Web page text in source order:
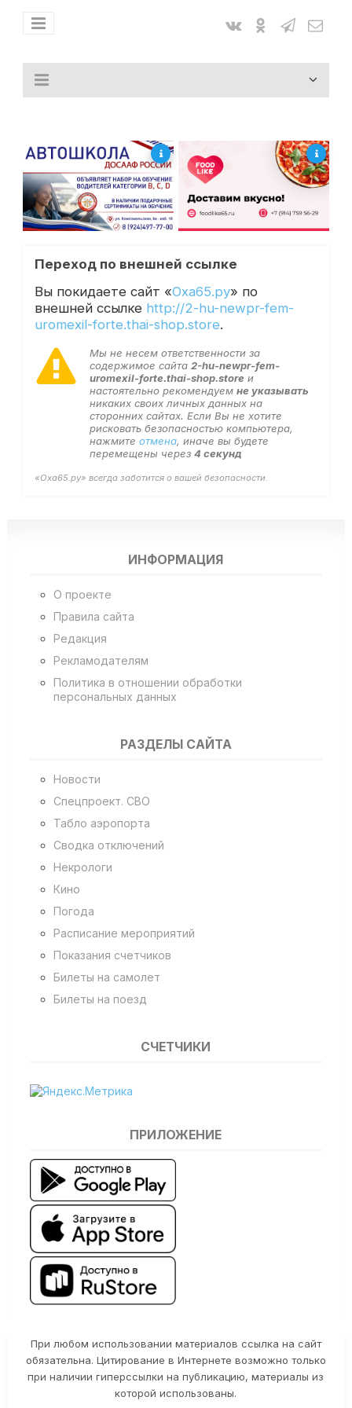
Переход по внешней ссылке
Вы покидаете сайт «Оха65.ру» по
внешней ссылке http://2-hu-newpr-fem-
uromexil-forte.thai-shop.store.
Мы не несем ответственности за
содержимое сайта 2-hu-newpr-fem-
uromexil-forte.thai-shop.store и
настоятельно рекомендуем не указывать
никаких своих личных данных на
сторонних сайтах. Если Вы не хотите
рисковать безопасностью компьютера,
нажмите отмена, иначе вы будете
перемещены через 4 секунд
«Оха65.ру» всегда заботится о вашей безопасности.
ИНФОРМАЦИЯ
О проекте
Правила сайта
Редакция
Рекламодателям
Политика в отношении обработки
персональных данных
РАЗДЕЛЫ САЙТА
Новости
Спецпроект. СВО
Табло аэропорта
Сводка отключений
Некрологи
Кино
Погода
Расписание мероприятий
Показания счетчиков
Билеты на самолет
Билеты на поезд
СЧЕТЧИКИ
ПРИЛОЖЕНИЕ
При любом использовании материалов ссылка на сайт
обязательна. Цитирование в Интернете возможно только
при наличии гиперссылки на публикацию, материалы из
которой использованы.